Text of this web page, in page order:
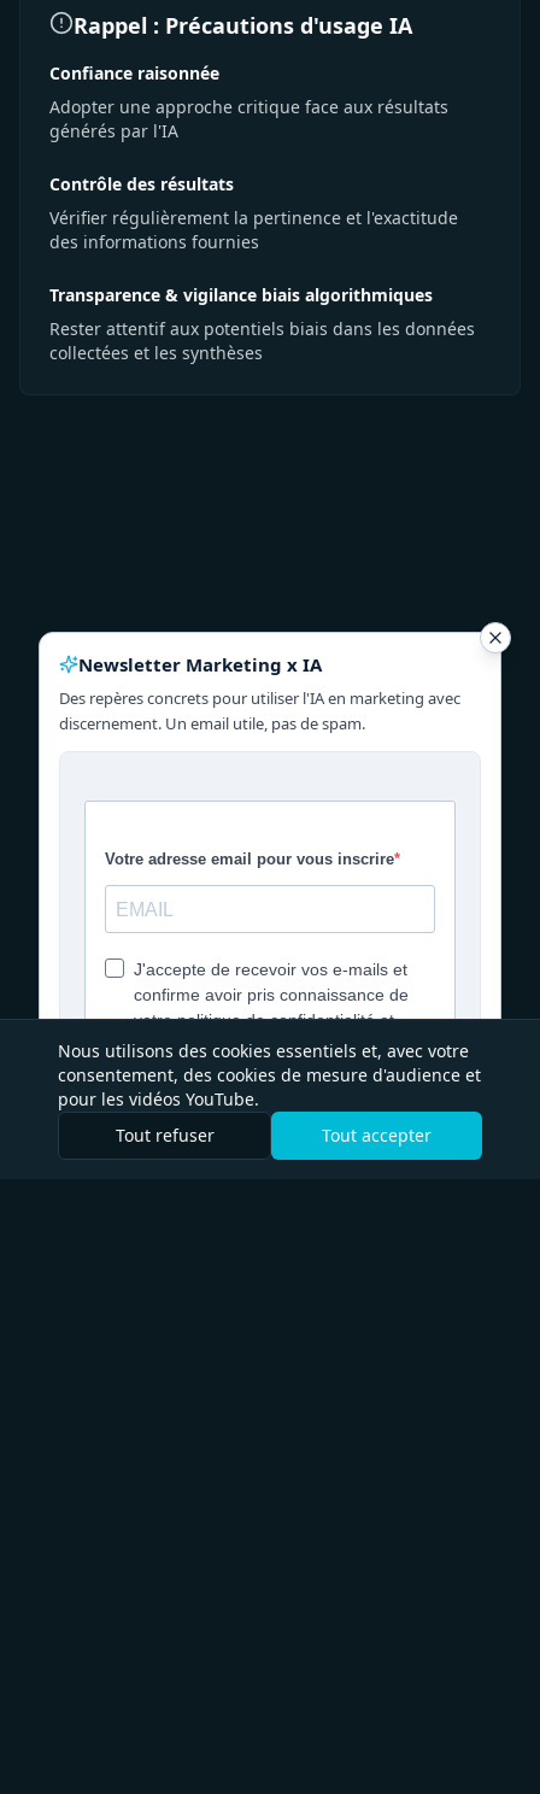
Rappel : Précautions d'usage IA
Confiance raisonnée
Adopter une approche critique face aux résultats
générés par l'IA
Contrôle des résultats
Vérifier régulièrement la pertinence et l'exactitude
des informations fournies
Transparence & vigilance biais algorithmiques
Rester attentif aux potentiels biais dans les données
collectées et les synthèses
Nous utilisons des cookies essentiels et, avec votre
consentement, des cookies de mesure d'audience et
pour les vidéos YouTube.
Tout refuser
Tout accepter
Newsletter Marketing x IA
Des repères concrets pour utiliser l'IA en marketing avec
discernement. Un email utile, pas de spam.
Déjà inscrit·e ? Ne plus afficher